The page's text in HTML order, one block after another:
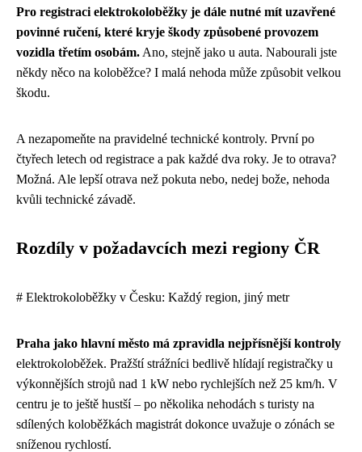
Pro registraci elektrokoloběžky je dále nutné mít uzavřené
povinné ručení, které kryje škody způsobené provozem
vozidla třetím osobám. Ano, stejně jako u auta. Nabourali jste
někdy něco na koloběžce? I malá nehoda může způsobit velkou
škodu.
A nezapomeňte na pravidelné technické kontroly. První po
čtyřech letech od registrace a pak každé dva roky. Je to otrava?
Možná. Ale lepší otrava než pokuta nebo, nedej bože, nehoda
kvůli technické závadě.
Rozdíly v požadavcích mezi regiony ČR
# Elektrokoloběžky v Česku: Každý region, jiný metr
Praha jako hlavní město má zpravidla nejpřísnější kontroly
elektrokoloběžek. Pražští strážníci bedlivě hlídají registračky u
výkonnějších strojů nad 1 kW nebo rychlejších než 25 km/h. V
centru je to ještě hustší – po několika nehodách s turisty na
sdílených koloběžkách magistrát dokonce uvažuje o zónách se
sníženou rychlostí.